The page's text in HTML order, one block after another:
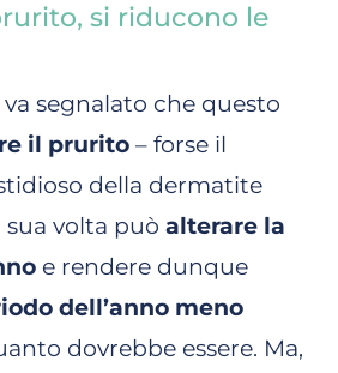
si riducono le
segnalato che questo
il prurito – forse il
della dermatite
sua volta può alterare la
e rendere dunque
dell’anno meno
dovrebbe essere. Ma,